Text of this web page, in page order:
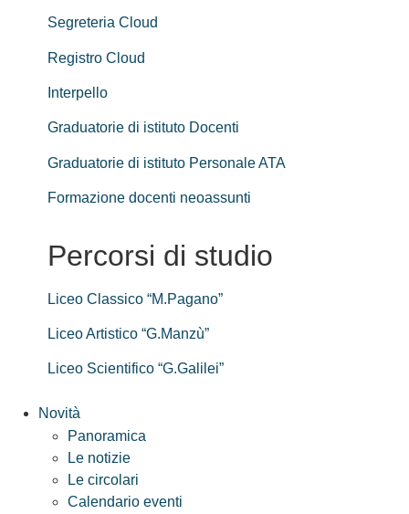
Segreteria Cloud
Registro Cloud
Interpello
Graduatorie di istituto Docenti
Graduatorie di istituto Personale ATA
Formazione docenti neoassunti
Percorsi di studio
Liceo Classico “M.Pagano”
Liceo Artistico “G.Manzù”
Liceo Scientifico “G.Galilei”
Novità
Panoramica
Le notizie
Le circolari
Calendario eventi